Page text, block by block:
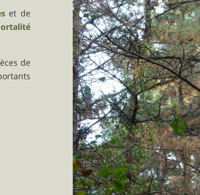
et de
de